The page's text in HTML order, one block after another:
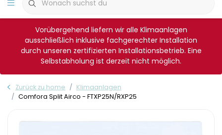
Vorübergehend liefern wir alle Klimaanlagen
ausschließlich inklusive fachgerechter Installation
durch unseren zertifizierten Installationsbetrieb. Eine
Selbstabholung ist derzeit nicht möglich.
Zurück zu home
Klimaanlagen
Comfora Split Airco - FTXP25N/RXP25